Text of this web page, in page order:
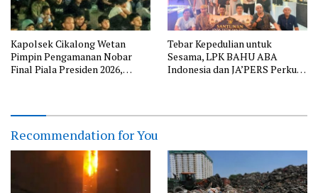
Kapolsek Cikalong Wetan
Pimpin Pengamanan Nobar
Final Piala Presiden 2026,
Tebar Kepedulian untuk
Sesama, LPK BAHU ABA
Indonesia dan JA’PERS Perkuat
Recommendation for You